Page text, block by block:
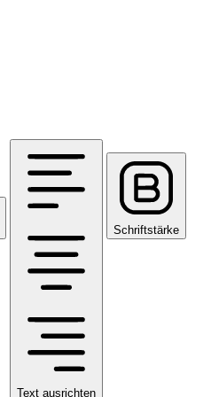
Text ausrichten
Schriftstärke